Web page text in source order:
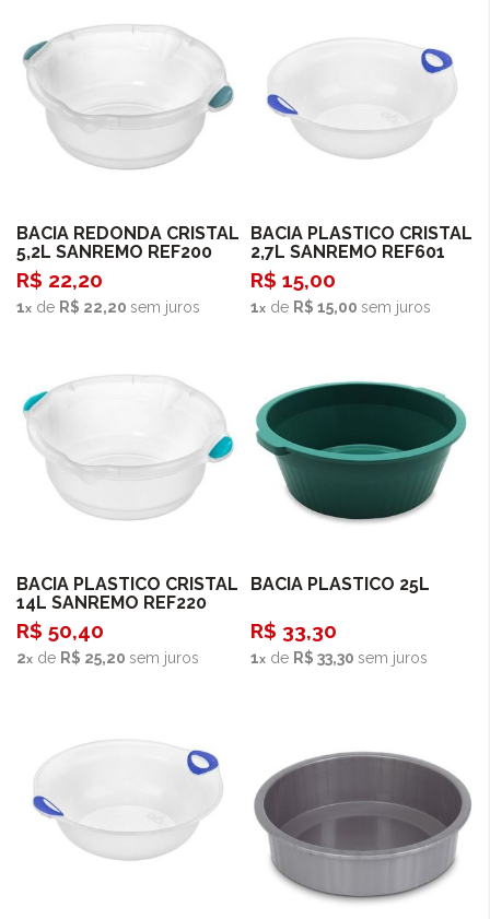
Comprar
BACIA REDONDA CRISTAL
5,2L SANREMO REF200
R$ 22,20
1 de R$ 22,20 sem juros
Comprar
BACIA PLASTICO CRISTAL
2,7L SANREMO REF601
R$ 15,00
1 de R$ 15,00 sem juros
Comprar
BACIA PLASTICO CRISTAL
14L SANREMO REF220
R$ 50,40
2 de R$ 25,20 sem juros
Comprar
BACIA PLASTICO 25L
R$ 33,30
1 de R$ 33,30 sem juros